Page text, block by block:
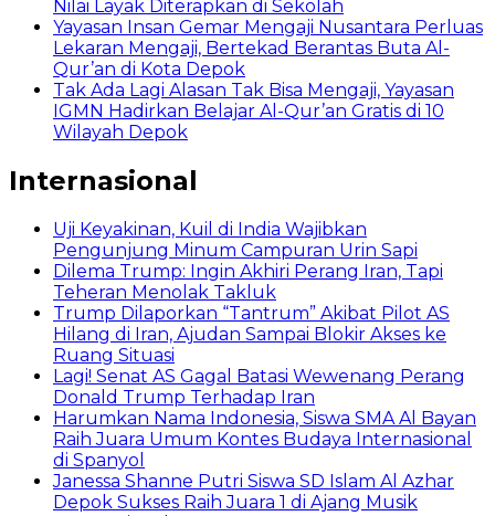
Nilai Layak Diterapkan di Sekolah
Yayasan Insan Gemar Mengaji Nusantara Perluas
Lekaran Mengaji, Bertekad Berantas Buta Al-
Qur’an di Kota Depok
Tak Ada Lagi Alasan Tak Bisa Mengaji, Yayasan
IGMN Hadirkan Belajar Al-Qur’an Gratis di 10
Wilayah Depok
Internasional
Uji Keyakinan, Kuil di India Wajibkan
Pengunjung Minum Campuran Urin Sapi
Dilema Trump: Ingin Akhiri Perang Iran, Tapi
Teheran Menolak Takluk
Trump Dilaporkan “Tantrum” Akibat Pilot AS
Hilang di Iran, Ajudan Sampai Blokir Akses ke
Ruang Situasi
Lagi! Senat AS Gagal Batasi Wewenang Perang
Donald Trump Terhadap Iran
Harumkan Nama Indonesia, Siswa SMA Al Bayan
Raih Juara Umum Kontes Budaya Internasional
di Spanyol
Janessa Shanne Putri Siswa SD Islam Al Azhar
Depok Sukses Raih Juara 1 di Ajang Musik